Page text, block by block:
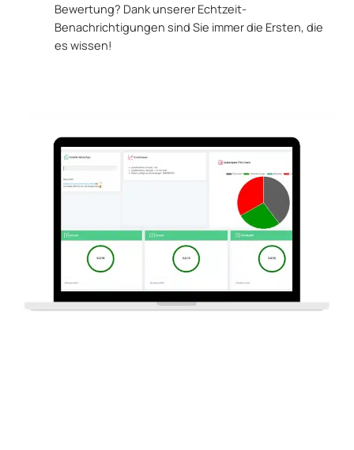
Bewertung? Dank unserer Echtzeit-
Benachrichtigungen sind Sie immer die Ersten, die
es wissen!